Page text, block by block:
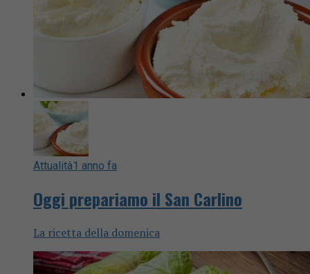
Attualità1 anno fa
Oggi prepariamo il San Carlino
La ricetta della domenica